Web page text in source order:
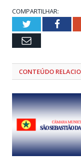
COMPARTILHAR:
Twitter
Email
CONTEÚDO